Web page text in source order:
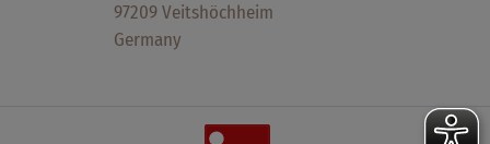
97209 Veitshöchheim
Germany